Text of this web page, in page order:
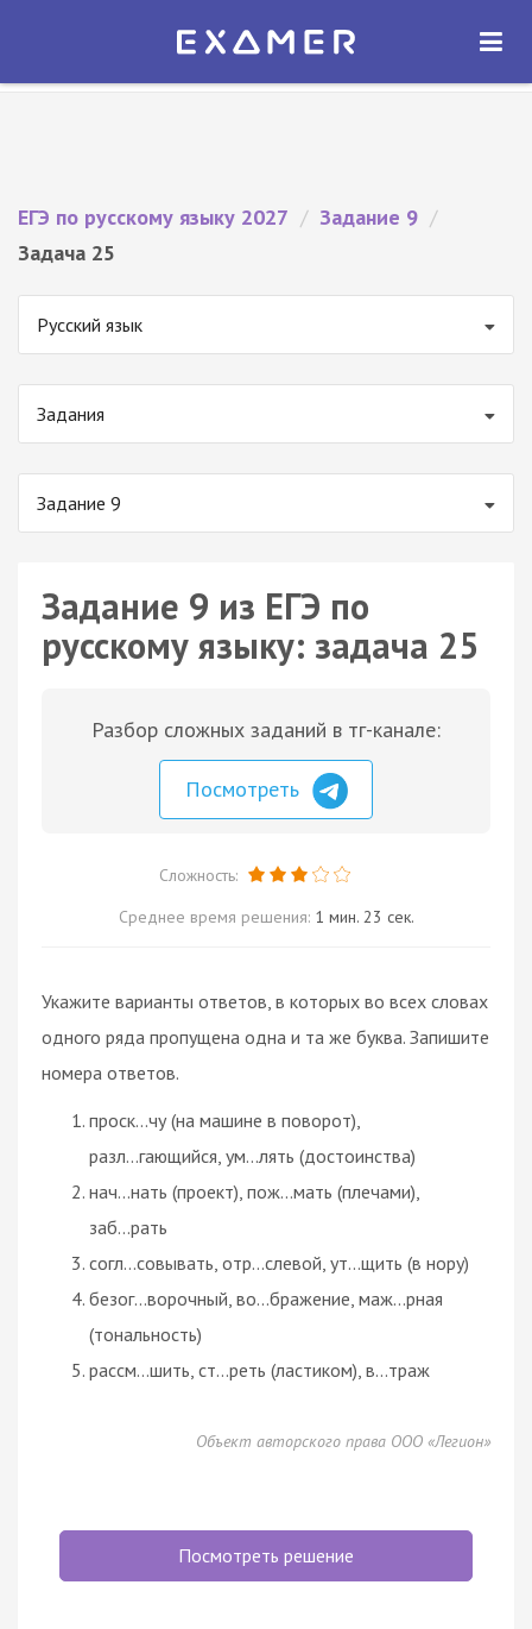
Экзамер — ЕГЭ 2027
ОТКРЫТЬ
ЕГЭ по русскому языку 2027 / Задание 9 /
Задача 25
Русский язык
Задания
Задание 9
Задание 9 из ЕГЭ по
русскому языку: задача 25
Разбор сложных заданий в тг-канале:
Посмотреть
Сложность:
Среднее время решения: 1 мин. 23 сек.
Укажите варианты ответов, в которых во всех словах
одного ряда пропущена одна и та же буква. Запишите
номера ответов.
проск...чу (на машине в поворот),
разл...гающийся, ум...лять (достоинства)
нач...нать (проект), пож...мать (плечами),
заб...рать
согл...совывать, отр...слевой, ут...щить (в нору)
безог...ворочный, во...бражение, маж...рная
(тональность)
рассм...шить, ст...реть (ластиком), в...траж
Объект авторского права ООО «Легион»
Посмотреть решение